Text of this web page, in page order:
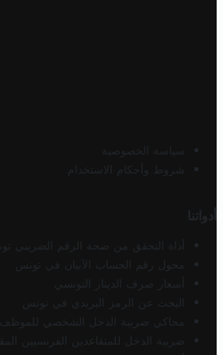
سياسة الخصوصية
شروط وأحكام الاستخدام
أدواتنا
أداة التحقق من صحة الرقم الضريبي
محول رقم الحساب الآيبان في تونس
أسعار صرف الدينار التونسي
البحث عن الرمز البريدي في تونس
محاكي ضريبة الدخل الشخصي للموظف/
ضريبة الدخل للمتقاعدين الفرنسيين